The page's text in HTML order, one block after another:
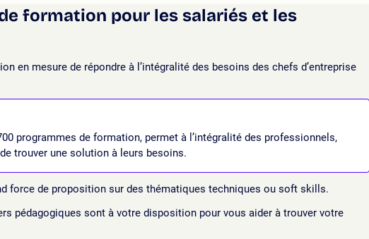
de formation pour les salariés et les
en mesure de répondre à l’intégralité des besoins des chefs d’entreprise
programmes de formation, permet à l’intégralité des professionnels,
trouver une solution à leurs besoins.
force de proposition sur des thématiques techniques ou soft skills.
pédagogiques sont à votre disposition pour vous aider à trouver votre